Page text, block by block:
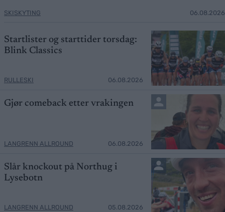
SKISKYTING 06.08.2026
Startlister og starttider torsdag:
Blink Classics
RULLESKI 06.08.2026
Gjør comeback etter vrakingen
LANGRENN ALLROUND 06.08.2026
Slår knockout på Northug i
Lysebotn
LANGRENN ALLROUND 05.08.2026